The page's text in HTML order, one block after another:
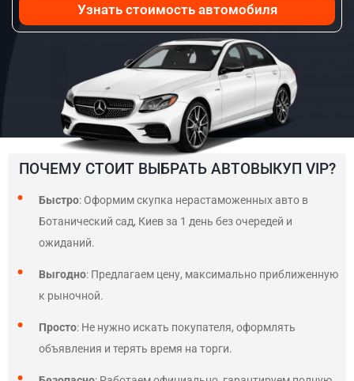
Узнать стоимость автомобиля
ПОЧЕМУ СТОИТ ВЫБРАТЬ АВТОВЫКУП VIP?
Быстро: Оформим скупка нерастаможенных авто в
Ботанический сад, Киев за 1 день без очередей и
ожиданий.
Выгодно: Предлагаем цену, максимально приближенную
к рыночной.
Просто: Не нужно искать покупателя, оформлять
объявления и терять время на торги.